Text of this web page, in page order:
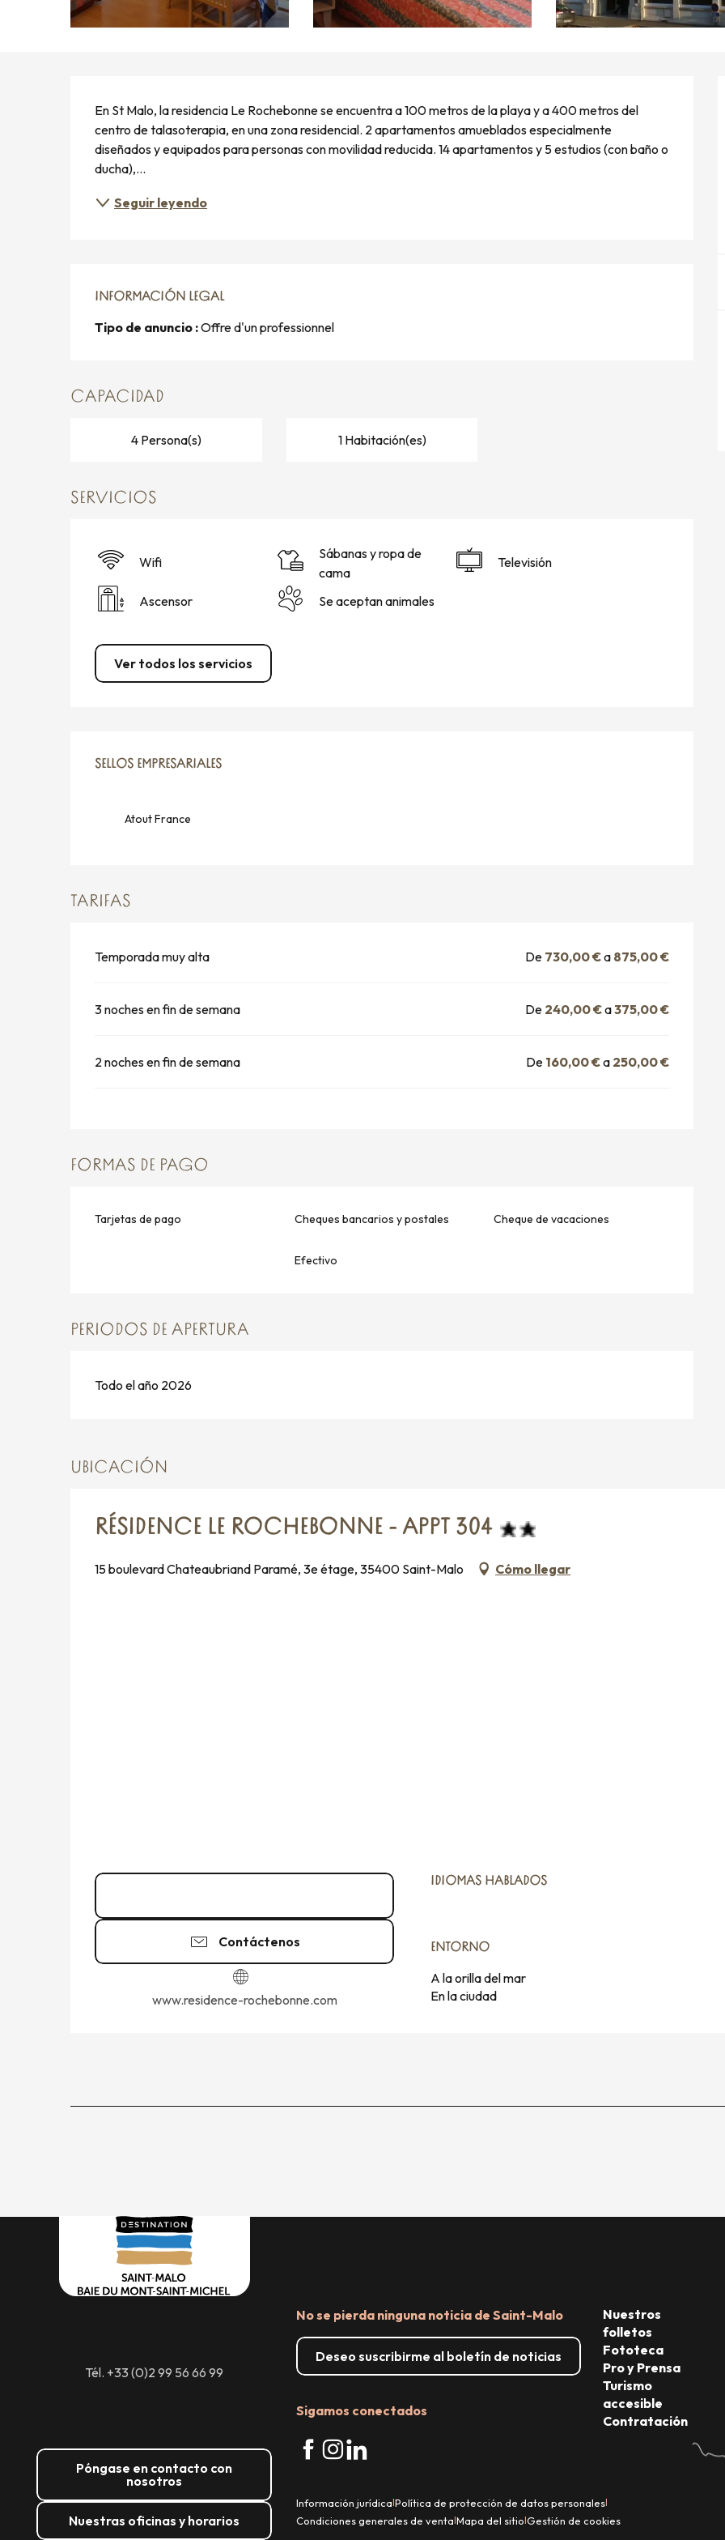
En St Malo, la residencia Le Rochebonne se encuentra a 100 metros de la playa y a 400 metros del
centro de talasoterapia, en una zona residencial. 2 apartamentos amueblados especialmente
diseñados y equipados para personas con movilidad reducida. 14 apartamentos y 5 estudios (con baño o
ducha),...
Seguir leyendo
INFORMACIÓN LEGAL
INFORMACIÓN LEGAL
Tipo de anuncio :Offre d'un professionnel
CAPACIDAD
4 Persona(s) 1 Habitación(es)
SERVICIOS
Wifi
Sábanas y ropa de
cama
Televisión
Ascensor Se aceptan animales
Ver todos los servicios
OFERTA DE PRESTACIONES
SELLOS EMPRESARIALES
SELLOS EMPRESARIALES
Atout France
TARIFAS
Temporada muy alta De 730,00 €a 875,00 €
3 noches en fin de semana De 240,00 €a375,00 €
2 noches en fin de semana De 160,00 €a 250,00 €
FORMAS DE PAGO
Tarjetas de pago Cheques bancarios y postales Cheque de vacaciones
Efectivo
PERIODOS DE APERTURA
Todo el año 2026
UBICACIÓN
RÉSIDENCE LE ROCHEBONNE - APPT 304
15 boulevard Chateaubriand Paramé, 3e étage, 35400 Saint-Malo Cómo llegar
Contáctenos
www.residence-rochebonne.com
IDIOMAS HABLADOS
IDIOMAS HABLADOS
ENTORNO
ENTORNO
A la orilla del mar
En la ciudad
Tél. +33 (0)2 99 56 66 99
Póngase en contacto con
nosotros
Nuestras oficinas y horarios
No se pierda ninguna noticia de Saint-Malo
Deseo suscribirme al boletín de noticias
Sigamos conectados
Nuestros
folletos
Fototeca
Pro y Prensa
Turismo
accesible
Contratación
Información jurídica|Política de protección de datos personales|
Condiciones generales de venta|Mapa del sitio|Gestión de cookies